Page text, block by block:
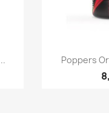

Poppers